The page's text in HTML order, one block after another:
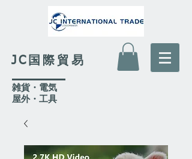
JC国際貿易
​雑貨・電気
​屋外・工具